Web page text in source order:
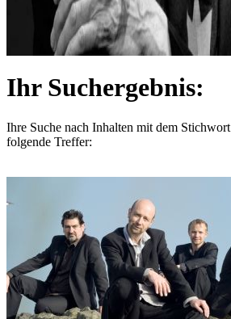
Ihr Suchergebnis:
Ihre Suche nach Inhalten mit dem Stichwort
folgende Treffer: